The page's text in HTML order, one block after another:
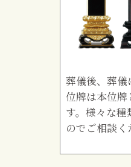
葬儀後、葬儀
位牌は本位牌
す。様々な種
のでご相談く